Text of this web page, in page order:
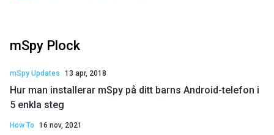
mSpy Plock
mSpy Updates 13 apr, 2018
Hur man installerar mSpy på ditt barns Android-telefon i
5 enkla steg
How To 16 nov, 2021